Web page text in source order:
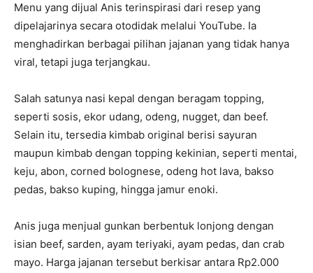
Menu yang dijual Anis terinspirasi dari resep yang
dipelajarinya secara otodidak melalui YouTube. Ia
menghadirkan berbagai pilihan jajanan yang tidak hanya
viral, tetapi juga terjangkau.
Salah satunya nasi kepal dengan beragam topping,
seperti sosis, ekor udang, odeng, nugget, dan beef.
Selain itu, tersedia kimbab original berisi sayuran
maupun kimbab dengan topping kekinian, seperti mentai,
keju, abon, corned bolognese, odeng hot lava, bakso
pedas, bakso kuping, hingga jamur enoki.
Anis juga menjual gunkan berbentuk lonjong dengan
isian beef, sarden, ayam teriyaki, ayam pedas, dan crab
mayo. Harga jajanan tersebut berkisar antara Rp2.000